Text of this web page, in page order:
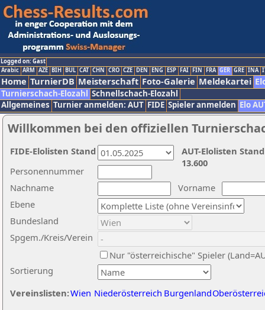
Logged on: Gast
Arabic ARM AZE BIH BUL CAT CHN CRO CZE DEN ENG ESP FAI FIN FRA GER GRE INA
Home TurnierDB Meisterschaft Foto-Galerie Meldekartei
Turnierschach-Elozahl Schnellschach-Elozahl
Allgemeines Turnier anmelden: AUT FIDE Spieler anmelden Elo
Willkommen bei den offiziellen
Nachname
Vorname
Ebene
Sortierung
Personennummer
Bundesland
Spgem./Kreis/Verein
Nur "österreichische" Spieler
Vereinslisten:Wien Niederösterreich Burgenland
AUT-Elolisten
13.600
FIDE-Elolisten Stand